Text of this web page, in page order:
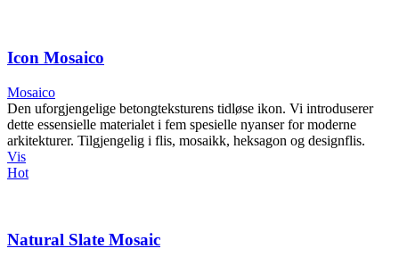
Icon Mosaico
Mosaico
Den uforgjengelige betongteksturens tidløse ikon. Vi introduserer
dette essensielle materialet i fem spesielle nyanser for moderne
arkitekturer. Tilgjengelig i flis, mosaikk, heksagon og designflis.
Vis
Hot
Natural Slate Mosaic